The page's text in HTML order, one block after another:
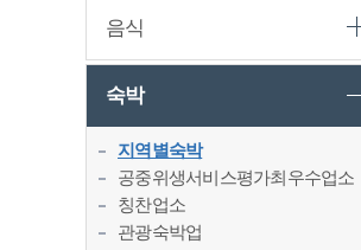
음식
숙박
지역별숙박
공중위생서비스평가최우수업소
칭찬업소
관광숙박업